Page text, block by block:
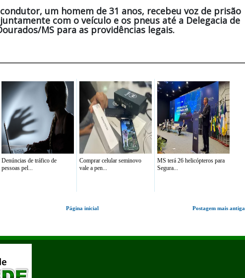
um homem de 31 anos, recebeu voz de prisão
com o veículo e os pneus até a Delegacia de
MS para as providências legais.
Denúncias de tráfico de
pessoas pel...
Comprar celular seminovo
vale a pen...
MS terá 26 helicópteros para
Segura...
Postagem mais antiga
Página inicial